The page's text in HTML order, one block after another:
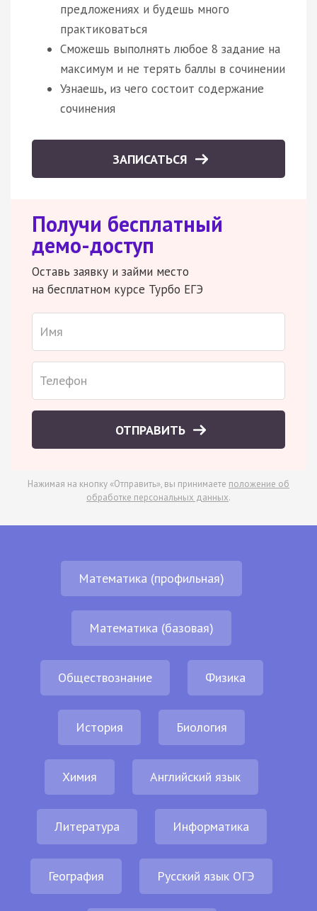
предложениях и будешь много
практиковаться
Сможешь выполнять любое 8 задание на
максимум и не терять баллы в сочинении
Узнаешь, из чего состоит содержание
сочинения
ЗАПИСАТЬСЯ
Получи бесплатный
демо-доступ
Оставь заявку и займи место
на бесплатном курсе Турбо ЕГЭ
ОТПРАВИТЬ
Нажимая на кнопку «Отправить», вы принимаете положение об
обработке персональных данных.
Математика (профильная)
Математика (базовая)
Обществознание Физика
История Биология
Химия Английский язык
Литература Информатика
География Русский язык ОГЭ